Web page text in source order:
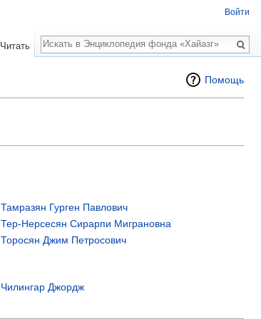
Помощь
Тамразян Гурген Павлович
Тер-Нерсесян Сирарпи Миграновна
Торосян Джим Петросович
Чилингар Джордж
Войти
Читать
Поиск